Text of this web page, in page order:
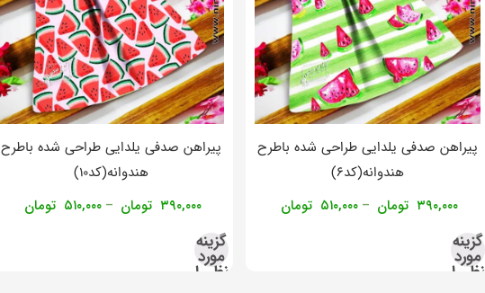
پیراهن صدفی یلدایی طراحی شده باطرح
هندوانه(کد۶)
۳۹۰,۰۰۰ تومان – ۵۱۰,۰۰۰ تومان
گزینه
مورد
نظر را
پیراهن صدفی یلدایی طراحی شده باطرح
هندوانه(کد۱۰)
۳۹۰,۰۰۰ تومان – ۵۱۰,۰۰۰ تومان
گزینه
مورد
نظر را